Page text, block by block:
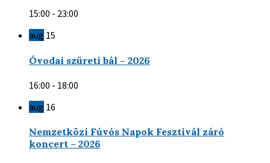
15:00 - 23:00
aug 15
Óvodai szüreti bál – 2026
16:00 - 18:00
aug 16
Nemzetközi Fúvós Napok Fesztivál záró
koncert – 2026